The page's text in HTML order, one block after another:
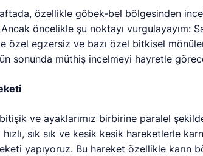
özellikle göbek-bel bölgesinden
öncelikle şu noktayı vurgulayayım:
özel egzersiz ve bazı özel bitkisel
sonunda müthiş incelmeyi hayretle
ve ayaklarımız birbirine paralel
hızlı, sık sık ve kesik kesik hareketlerle
yapıyoruz. Bu hareket özellikle karın